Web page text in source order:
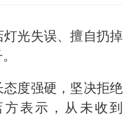
光失误、擅自扔掉
度强硬，坚决拒绝
表示，从未收到